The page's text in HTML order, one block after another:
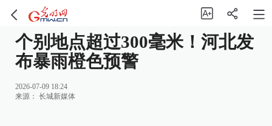
个别地点超过300毫米！河北发
布暴雨橙色预警
2026-07-09 18:24
来源： 长城新媒体